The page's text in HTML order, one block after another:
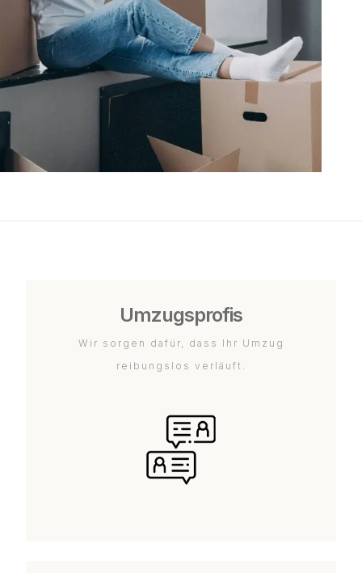
Umzugsprofis
Wir sorgen dafür, dass Ihr Umzug
reibungslos verläuft.